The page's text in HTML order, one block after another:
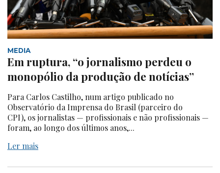
MEDIA
Em ruptura, “o jornalismo perdeu o
monopólio da produção de notícias”
Para Carlos Castilho, num artigo publicado no
Observatório da Imprensa do Brasil (parceiro do
CPI), os jornalistas — profissionais e não profissionais —
foram, ao longo dos últimos anos,...
Ler mais